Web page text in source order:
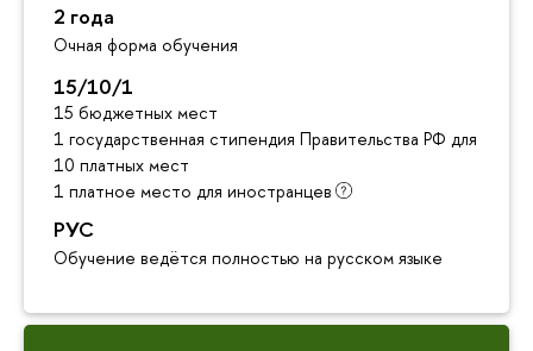
2 года
Очная форма обучения
15/10/1
15 бюджетных мест
1 государственная стипендия Правительства РФ для
10 платных мест
1 платное место для иностранцев
РУС
Обучение ведётся полностью на русском языке